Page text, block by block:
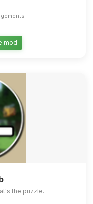
mod
the puzzle.